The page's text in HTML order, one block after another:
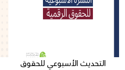
التحديث الأسبوعي للحقوق